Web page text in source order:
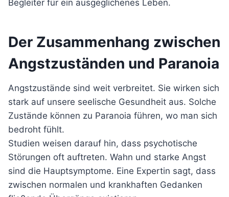
Begleiter für ein ausgeglichenes Leben.
Der Zusammenhang zwischen
Angstzuständen und Paranoia
Angstzustände sind weit verbreitet. Sie wirken sich
stark auf unsere seelische Gesundheit aus. Solche
Zustände können zu Paranoia führen, wo man sich
bedroht fühlt.
Studien weisen darauf hin, dass psychotische
Störungen oft auftreten. Wahn und starke Angst
sind die Hauptsymptome. Eine Expertin sagt, dass
zwischen normalen und krankhaften Gedanken